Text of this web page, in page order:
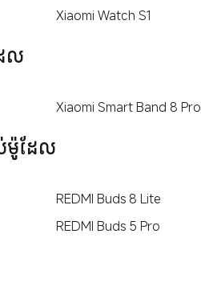
Xiaomi Watch S1
ល
Xiaomi Smart Band 8 Pro
ប់ម៉ូដែល
REDMI Buds 8 Lite
REDMI Buds 5 Pro